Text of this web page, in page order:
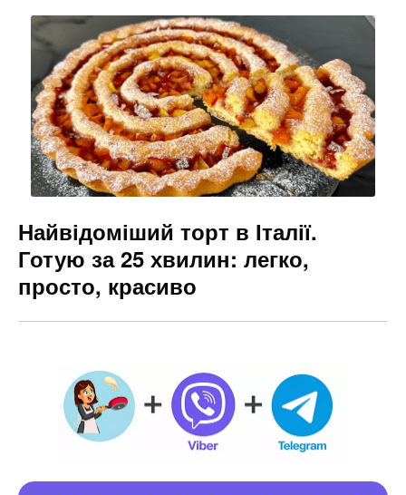
Найвідоміший торт в Італії.
Готую за 25 хвилин: легко,
просто, красиво